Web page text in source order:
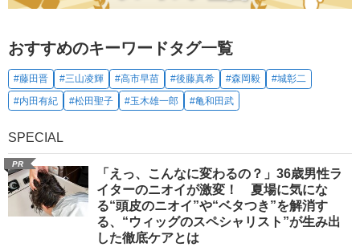
おすすめのキーワードタグ一覧
#藤田晋 #三山凌輝 #高市早苗 #後藤真希 #森岡毅
#城彰二
#内田有紀
#松田聖子 #玉木雄一郎 #亀和田武
SPECIAL
PR
「えっ、こんなに変わるの？」36歳男性ラ
イターのニオイが激変！ 夏場に気にな
る“頭皮のニオイ”や“ベタつき”を解消す
る、“ウィッグのスペシャリスト”が生み出
した徹底ケアとは